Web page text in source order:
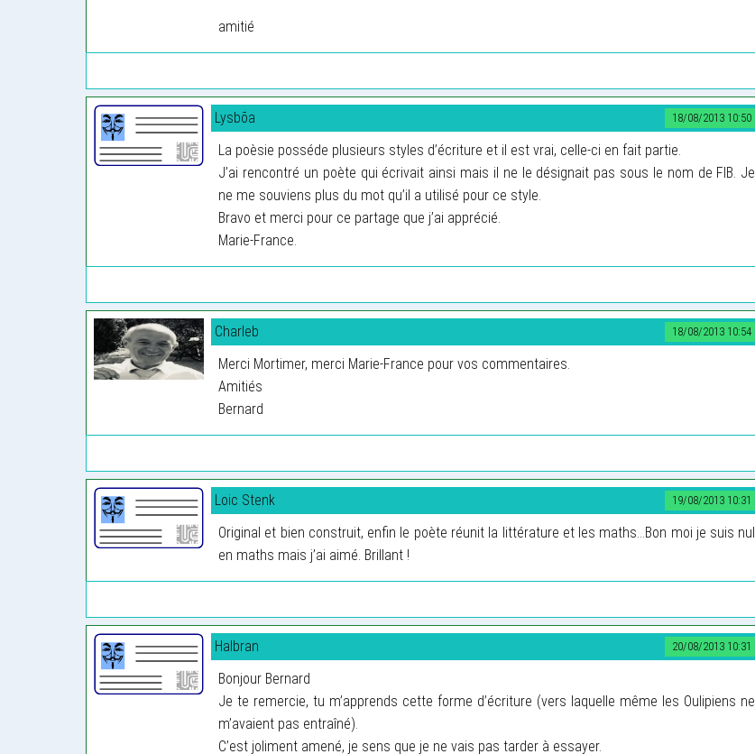
amitié
18/08/2013 10:50
Lysbõa
La poèsie posséde plusieurs styles d’écriture et il est vrai, celle-ci en fait partie.
J’ai rencontré un poète qui écrivait ainsi mais il ne le désignait pas sous le nom de FIB. Je
ne me souviens plus du mot qu’il a utilisé pour ce style.
Bravo et merci pour ce partage que j’ai apprécié.
Marie-France.
18/08/2013 10:54
Charleb
Merci Mortimer, merci Marie-France pour vos commentaires.
Amitiés
Bernard
19/08/2013 10:31
Loic Stenk
Original et bien construit, enfin le poète réunit la littérature et les maths...Bon moi je suis nul
en maths mais j’ai aimé. Brillant !
20/08/2013 10:31
Halbran
Bonjour Bernard
Je te remercie, tu m’apprends cette forme d’écriture (vers laquelle même les Oulipiens ne
m’avaient pas entraîné).
C’est joliment amené, je sens que je ne vais pas tarder à essayer.